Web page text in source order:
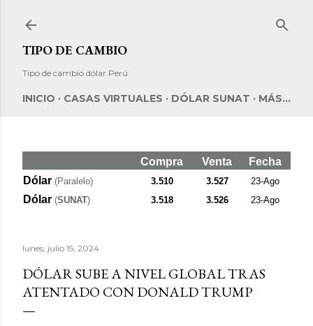
TIPO DE CAMBIO
Tipo de cambio dólar Perú
INICIO CASAS VIRTUALES DÓLAR SUNAT MÁS…
Compra Venta
Fecha
Dólar (Paralelo) 3.510 3.527 23-Ago
Dólar (SUNAT) 3.518 3.526 23-Ago
lunes, julio 15, 2024
DÓLAR SUBE A NIVEL GLOBAL TRAS
ATENTADO CON DONALD TRUMP